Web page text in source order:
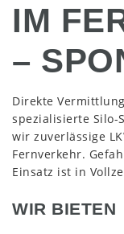
IM
–
Direkte
spezialisierte Silo-
wir zuverlässige
Fernverkehr.
Einsatz ist in
WIR BIETEN